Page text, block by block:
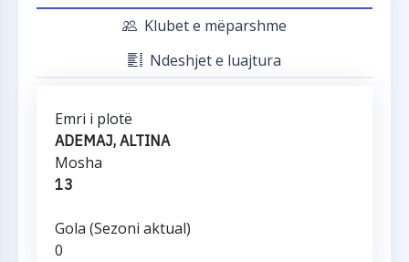
Klubet e mëparshme
Ndeshjet e luajtura
Emri i plotë
ADEMAJ, ALTINA
Mosha
13
Gola (Sezoni aktual)
0